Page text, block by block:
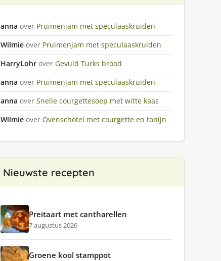
anna over Pruimenjam met speculaaskruiden
Wilmie over Pruimenjam met speculaaskruiden
HarryLohr over Gevuld Turks brood
anna over Pruimenjam met speculaaskruiden
anna over Snelle courgettesoep met witte kaas
Wilmie over Ovenschotel met courgette en tonijn
Nieuwste recepten
Preitaart met cantharellen
7 augustus 2026
Groene kool stamppot